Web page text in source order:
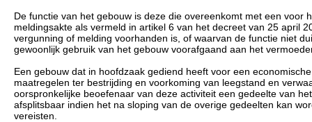
De functie van het gebouw is deze die overeenkomt met een
meldingsakte als vermeld in artikel 6 van het decreet van 25 april
vergunning of melding voorhanden is, of waarvan de functie niet
gewoonlijk gebruik van het gebouw voorafgaand aan het
Een gebouw dat in hoofdzaak gediend heeft voor een
maatregelen ter bestrijding en voorkoming van leegstand en
oorspronkelijke beoefenaar van deze activiteit een gedeelte van
afsplitsbaar indien het na sloping van de overige gedeelten kan
vereisten.